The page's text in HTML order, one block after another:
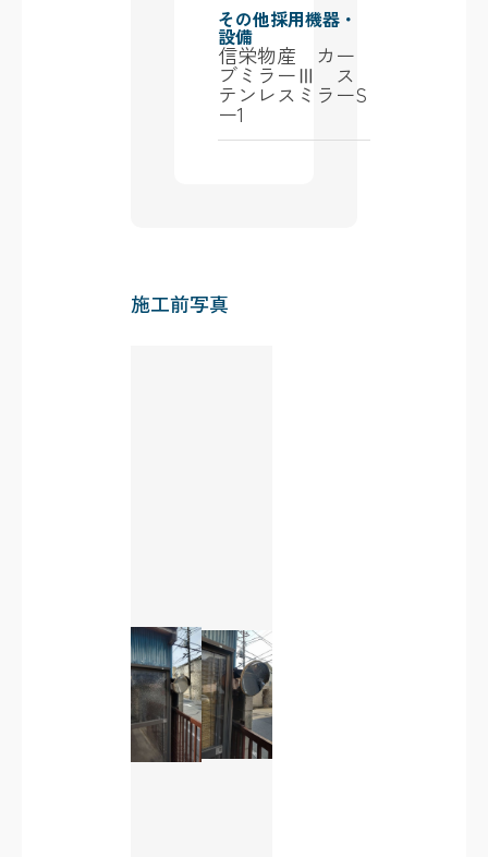
その他採用機器・
設備
信栄物産 カー
ブミラーⅢ ス
テンレスミラーS
ー1
施工前写真